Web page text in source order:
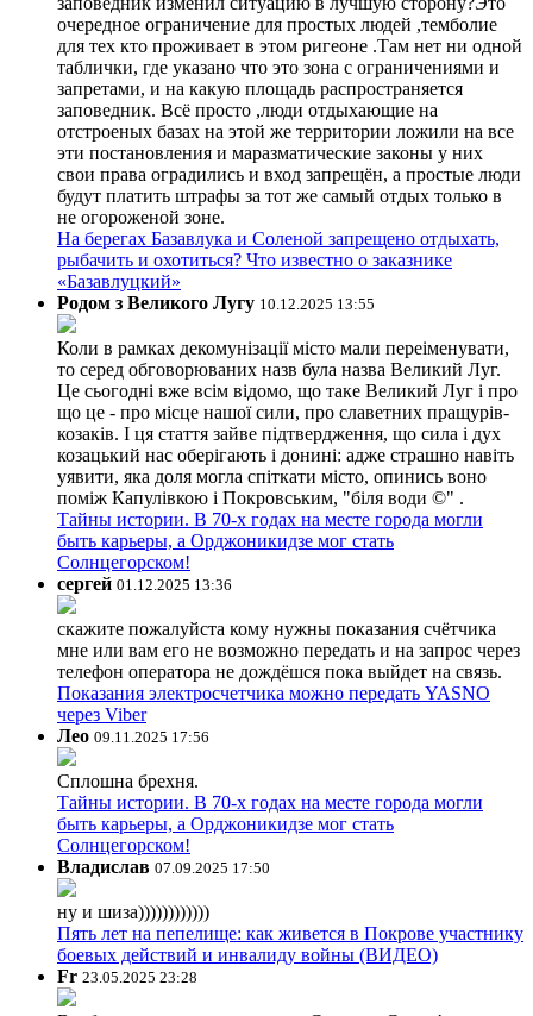
очередное ограничение для простых людей ,темболие
для тех кто проживает в этом ригеоне .Там нет ни одной
таблички, где указано что это зона с ограничениями и
запретами, и на какую площадь распространяется
заповедник. Всё просто ,люди отдыхающие на
отстроеных базах на этой же территории ложили на все
эти постановления и маразматические законы у них
свои права оградились и вход запрещён, а простые люди
будут платить штрафы за тот же самый отдых только в
не огороженой зоне.
На берегах Базавлука и Соленой запрещено отдыхать,
рыбачить и охотиться? Что известно о заказнике
«Базавлуцкий»
Родом з Великого Лугу 10.12.2025 13:55
Коли в рамках декомунізації місто мали переіменувати,
то серед обговорюваних назв була назва Великий Луг.
Це сьогодні вже всім відомо, що таке Великий Луг і про
що це - про місце нашої сили, про славетних пращурів-
козаків. І ця стаття зайве підтвердження, що сила і дух
козацький нас оберігають і донині: адже страшно навіть
уявити, яка доля могла спіткати місто, опинись воно
поміж Капулівкою і Покровським, "біля води ©" .
Тайны истории. В 70-х годах на месте города могли
быть карьеры, а Орджоникидзе мог стать
Солнцегорском!
сергей 01.12.2025 13:36
скажите пожалуйста кому нужны показания счётчика
мне или вам его не возможно передать и на запрос через
телефон оператора не дождёшся пока выйдет на связь.
Показания электросчетчика можно передать YASNO
через Viber
Лео 09.11.2025 17:56
Сплошна брехня.
Тайны истории. В 70-х годах на месте города могли
быть карьеры, а Орджоникидзе мог стать
Солнцегорском!
Владислав 07.09.2025 17:50
ну и шиза))))))))))))
Пять лет на пепелище: как живется в Покрове участнику
боевых действий и инвалиду войны (ВИДЕО)
Fr 23.05.2025 23:28